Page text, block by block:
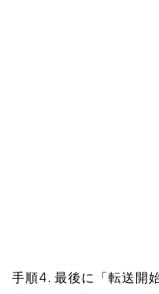
手順4. 最後に「転送開